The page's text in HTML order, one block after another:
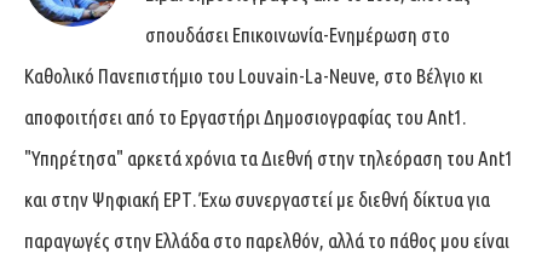
σπουδάσει Επικοινωνία-Ενημέρωση στο
Καθολικό Πανεπιστήμιο του Louvain-La-Neuve, στο Βέλγιο κι
αποφοιτήσει από το Εργαστήρι Δημοσιογραφίας του Ant1.
"Υπηρέτησα" αρκετά χρόνια τα Διεθνή στην τηλεόραση του Ant1
και στην Ψηφιακή ΕΡΤ. Έχω συνεργαστεί με διεθνή δίκτυα για
παραγωγές στην Ελλάδα στο παρελθόν, αλλά το πάθος μου είναι